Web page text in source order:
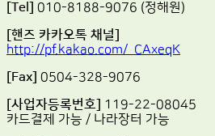
[Tel] 010-8188-9076 (정해원)
[핸즈 카카오톡 채널]
http://pf.kakao.com/_CAxeqK
[Fax] 0504-328-9076
[사업자등록번호] 119-22-08045
카드결제 가능 / 나라장터 가능